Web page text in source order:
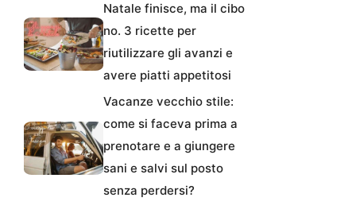
Natale finisce, ma il cibo
no. 3 ricette per
riutilizzare gli avanzi e
avere piatti appetitosi
Vacanze vecchio stile:
come si faceva prima a
prenotare e a giungere
sani e salvi sul posto
senza perdersi?